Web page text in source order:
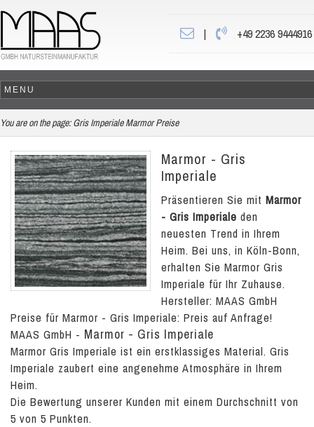
| +49 2236 9444916
You are on the page: Gris Imperiale Marmor Preise
Marmor - Gris
Imperiale
Präsentieren Sie mit Marmor
- Gris Imperiale den
neuesten Trend in Ihrem
Heim. Bei uns, in Köln-Bonn,
erhalten Sie Marmor Gris
Imperiale für Ihr Zuhause.
Hersteller: MAAS GmbH
Preise für Marmor - Gris Imperiale: Preis auf Anfrage!
MAAS GmbH - Marmor - Gris Imperiale
Marmor Gris Imperiale ist ein erstklassiges Material. Gris
Imperiale zaubert eine angenehme Atmosphäre in Ihrem
Heim.
Die Bewertung unserer Kunden mit einem Durchschnitt von
5 von 5 Punkten.